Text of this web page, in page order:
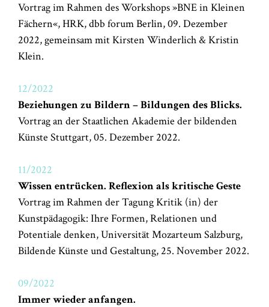
Vortrag im Rahmen des Workshops »BNE in Kleinen
Fächern«, HRK, dbb forum Berlin, 09. Dezember
2022, gemeinsam mit Kirsten Winderlich & Kristin
Klein.
12/2022
Beziehungen zu Bildern – Bildungen des Blicks.
Vortrag an der Staatlichen Akademie der bildenden
Künste Stuttgart, 05. Dezember 2022.
11/2022
Wissen entrücken. Reflexion als kritische Geste
Vortrag im Rahmen der Tagung Kritik (in) der
Kunstpädagogik: Ihre Formen, Relationen und
Potentiale denken, Universität Mozarteum Salzburg,
Bildende Künste und Gestaltung, 25. November 2022.
09/2022
Immer wieder anfangen.